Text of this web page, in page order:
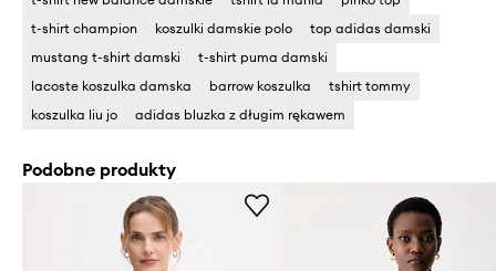
t-shirt champion
koszulki damskie polo
top adidas damski
mustang t-shirt damski
t-shirt puma damski
lacoste koszulka damska
barrow koszulka
tshirt tommy
koszulka liu jo
adidas bluzka z długim rękawem
Podobne produkty